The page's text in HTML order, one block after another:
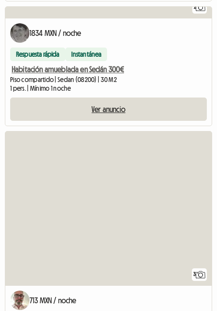
2
1834 MXN / noche
Respuesta rápida Instantánea
Habitación amueblada en Sedán 300€
Piso compartido | Sedan (08200) | 30 M2
1 pers. | Mínimo 1 noche
Ver anuncio
3
713 MXN / noche